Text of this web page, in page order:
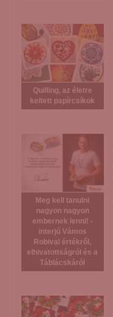
Quilling, az életre
keltett papírcsíkok
Meg kell tanulni
nagyon nagyon
embernek lenni! -
interjú Vámos
Robival értékről,
elhivatottságról és a
Táblácskáról